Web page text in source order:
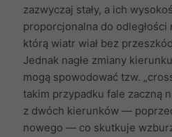
zazwyczaj stały, a ich
proporcjonalna do odległości
którą wiatr wiał bez
Jednak nagłe zmiany
mogą spowodować tzw.
takim przypadku fale zaczną
z dwóch kierunków —
nowego — co skutkuje